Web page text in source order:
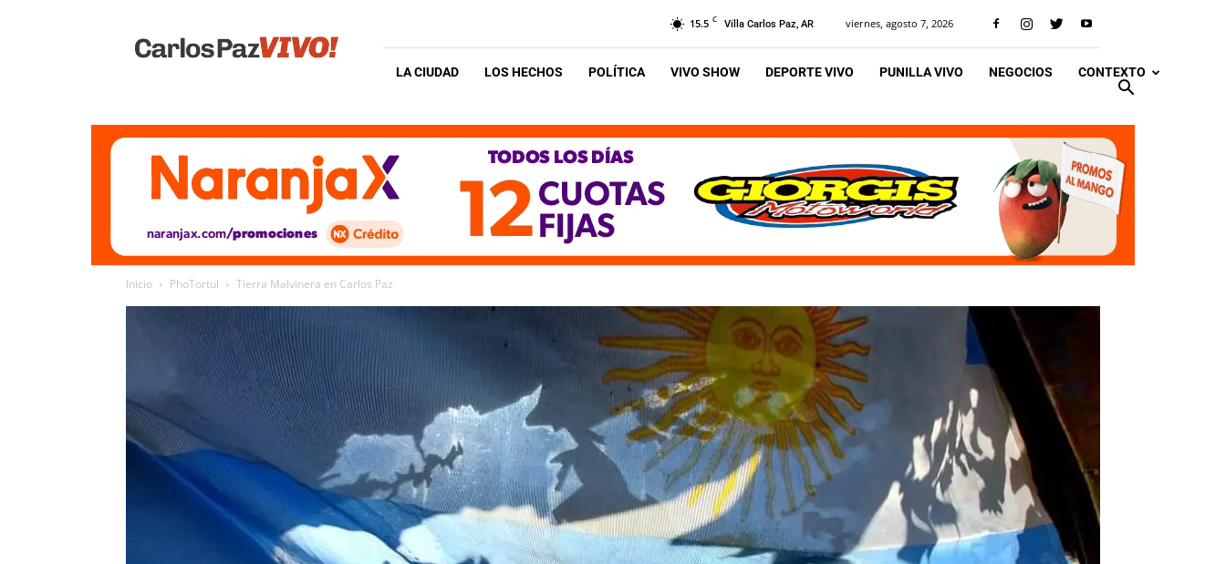
Vivo
15.5 C Villa Carlos Paz, AR viernes, agosto 7, 2026
LA CIUDAD LOS HECHOS POLÍTICA VIVO SHOW DEPORTE VIVO PUNILLA VIVO NEGOCIOS CONTEXTO
Inicio PhoTortul Tierra Malvinera en Carlos Paz